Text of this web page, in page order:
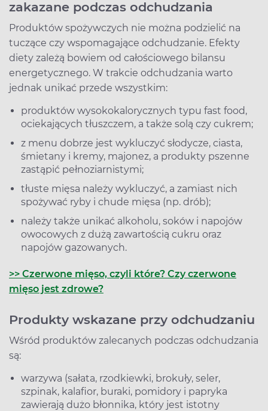
zakazane podczas odchudzania
Produktów spożywczych nie można podzielić na
tuczące czy wspomagające odchudzanie. Efekty
diety zależą bowiem od całościowego bilansu
energetycznego. W trakcie odchudzania warto
jednak unikać przede wszystkim:
produktów wysokokalorycznych typu fast food,
ociekających tłuszczem, a także solą czy cukrem;
z menu dobrze jest wykluczyć słodycze, ciasta,
śmietany i kremy, majonez, a produkty pszenne
zastąpić pełnoziarnistymi;
tłuste mięsa należy wykluczyć, a zamiast nich
spożywać ryby i chude mięsa (np. drób);
należy także unikać alkoholu, soków i napojów
owocowych z dużą zawartością cukru oraz
napojów gazowanych.
>> Czerwone mięso, czyli które? Czy czerwone
mięso jest zdrowe?
Produkty wskazane przy odchudzaniu
Wśród produktów zalecanych podczas odchudzania
są:
warzywa (sałata, rzodkiewki, brokuły, seler,
szpinak, kalafior, buraki, pomidory i papryka
zawierają dużo błonnika, który jest istotny